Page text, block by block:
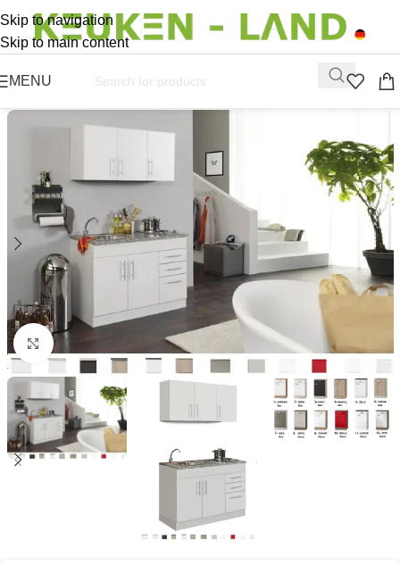
Skip to navigation
Skip to main content
MENU
Click to enlarge